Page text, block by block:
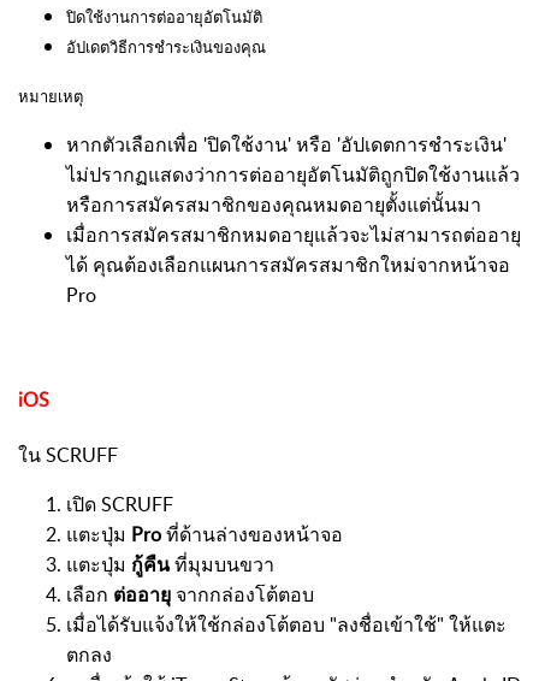
ปิดใช้งานการต่ออายุอัตโนมัติ
อัปเดตวิธีการชำระเงินของคุณ
หมายเหตุ
หากตัวเลือกเพื่อ 'ปิดใช้งาน' หรือ 'อัปเดตการชำระเงิน'
ไม่ปรากฏแสดงว่าการต่ออายุอัตโนมัติถูกปิดใช้งานแล้ว
หรือการสมัครสมาชิกของคุณหมดอายุตั้งแต่นั้นมา
เมื่อการสมัครสมาชิกหมดอายุแล้วจะไม่สามารถต่ออายุ
ได้ คุณต้องเลือกแผนการสมัครสมาชิกใหม่จากหน้าจอ
Pro
iOS
ใน SCRUFF
เปิด SCRUFF
แตะปุ่ม Proที่ด้านล่างของหน้าจอ
แตะปุ่ม กู้คืนที่มุมบนขวา
เลือก ต่ออายุ จากกล่องโต้ตอบ
เมื่อได้รับแจ้งให้ใช้กล่องโต้ตอบ "ลงชื่อเข้าใช้" ให้แตะ
ตกลง